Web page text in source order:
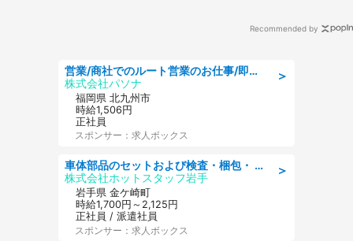
Recommended by
＞
営業/商社でのルート営業のお仕事/即日勤務可/車通勤可/営業
株式会社パソナ
福岡県 北九州市
時給1,506円
正社員
スポンサー：求人ボックス
＞
車体部品のセットおよび検査・梱包・ 月収32万可!自動車部品の組付け・検査 家賃補助あり 長期安定/日払いOK
株式会社ホットスタッフ岩手
岩手県 金ケ崎町
時給1,700円～2,125円
正社員 / 派遣社員
スポンサー：求人ボックス